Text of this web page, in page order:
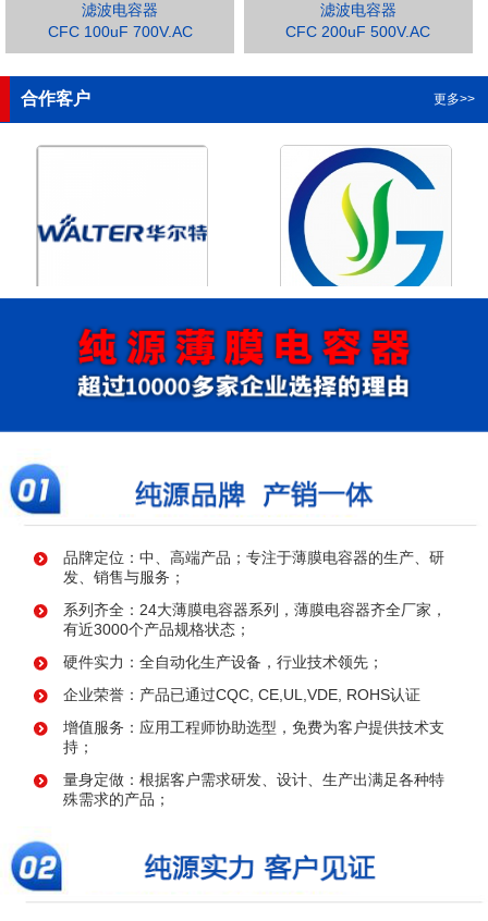
滤波电容器
CFC 100uF 700V.AC
滤波电容器
CFC 200uF 500V.AC
合作客户 更多>>
浙江华尔特机电股份有限公
司
浙江格瑶科技股份有限公司
品牌定位：中、高端产品；专注于薄膜电容器的生产、研
发、销售与服务；
系列齐全：24大薄膜电容器系列，薄膜电容器齐全厂家，
有近3000个产品规格状态；
硬件实力：全自动化生产设备，行业技术领先；
企业荣誉：产品已通过CQC, CE,UL,VDE, ROHS认证
增值服务：应用工程师协助选型，免费为客户提供技术支
持；
量身定做：根据客户需求研发、设计、生产出满足各种特
殊需求的产品；